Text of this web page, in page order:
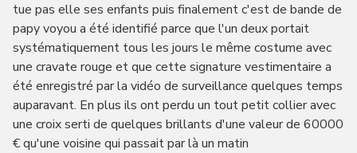
tue pas elle ses enfants puis finalement c'est de bande de
papy voyou a été identifié parce que l'un deux portait
systématiquement tous les jours le même costume avec
une cravate rouge et que cette signature vestimentaire a
été enregistré par la vidéo de surveillance quelques temps
auparavant. En plus ils ont perdu un tout petit collier avec
une croix serti de quelques brillants d'une valeur de 60000
€ qu'une voisine qui passait par là un matin